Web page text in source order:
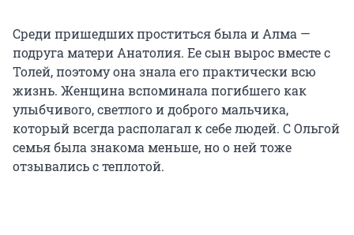
Среди пришедших проститься была и Алма —
подруга матери Анатолия. Ее сын вырос вместе с
Толей, поэтому она знала его практически всю
жизнь. Женщина вспоминала погибшего как
улыбчивого, светлого и доброго мальчика,
который всегда располагал к себе людей. С Ольгой
семья была знакома меньше, но о ней тоже
отзывались с теплотой.